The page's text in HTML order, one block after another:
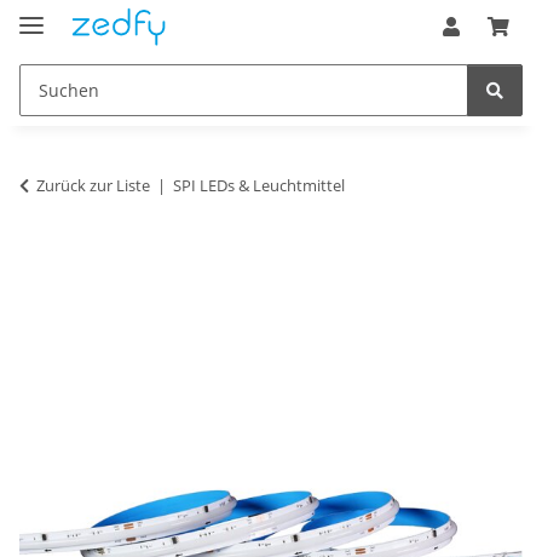
Zurück zur Liste SPI LEDs & Leuchtmittel